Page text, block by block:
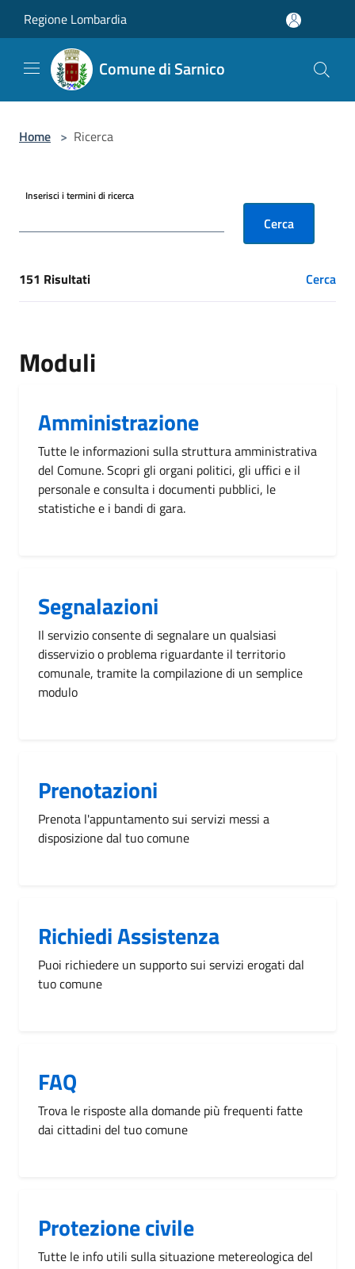
Regione Lombardia
Comune di Sarnico
Home > Ricerca
Inserisci i termini di ricerca
Cerca
[results] Risultati
151 Risultati Cerca
Moduli
Amministrazione
Tutte le informazioni sulla struttura amministrativa
del Comune. Scopri gli organi politici, gli uffici e il
personale e consulta i documenti pubblici, le
statistiche e i bandi di gara.
Segnalazioni
Il servizio consente di segnalare un qualsiasi
disservizio o problema riguardante il territorio
comunale, tramite la compilazione di un semplice
modulo
Prenotazioni
Prenota l'appuntamento sui servizi messi a
disposizione dal tuo comune
Richiedi Assistenza
Puoi richiedere un supporto sui servizi erogati dal
tuo comune
FAQ
Trova le risposte alla domande più frequenti fatte
dai cittadini del tuo comune
Protezione civile
Tutte le info utili sulla situazione metereologica del